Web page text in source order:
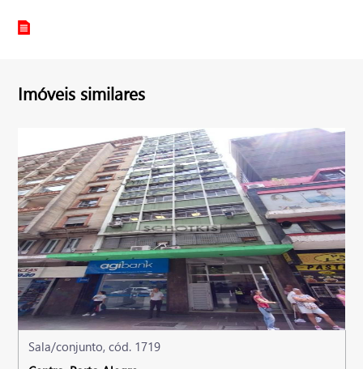
Imóveis similares
Sala/conjunto, cód. 1719